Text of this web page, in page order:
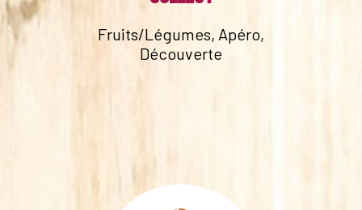
Fruits/Légumes, Apéro,
Découverte